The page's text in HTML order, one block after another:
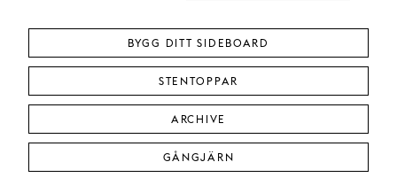
BYGG DITT SIDEBOARD
STENTOPPAR
ARCHIVE
GÅNGJÄRN